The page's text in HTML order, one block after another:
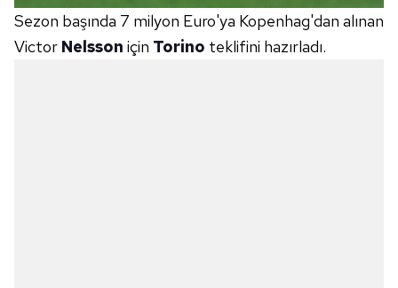
Sezon başında 7 milyon Euro'ya Kopenhag'dan alınan
Victor Nelsson için Torino teklifini hazırladı.